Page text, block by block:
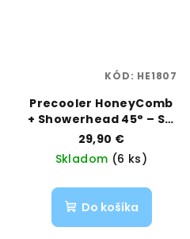
Precooler HoneyComb
+ Showerhead 45° – SG
19 mm | Black Leaf |
Vaporama
29,90 €
Skladom (6 ks)
Do košíka
KÓD: HE1807